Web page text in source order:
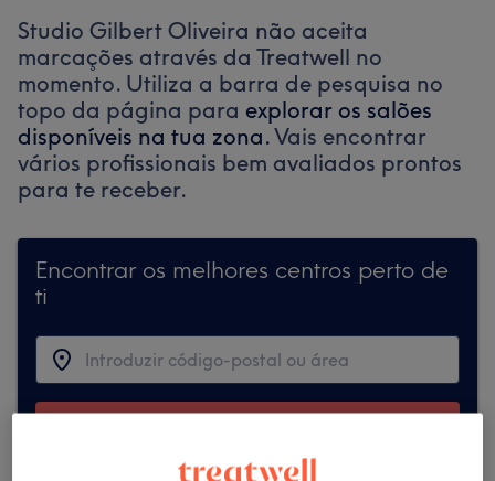
Studio Gilbert Oliveira não aceita
marcações através da Treatwell no
momento. Utiliza a barra de pesquisa no
topo da página para explorar os salões
disponíveis na tua zona.Vais encontrar
vários profissionais bem avaliados prontos
para te receber.
Encontrar os melhores centros perto de
ti